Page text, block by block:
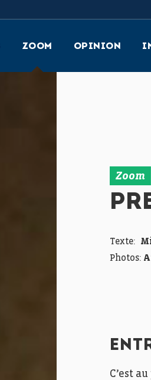
ZOOM OPINION
Zoom
Texte:
Photos:
C’est